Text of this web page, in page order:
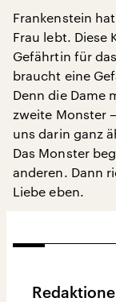
Frankenstein
Frau lebt. Diese
Gefährtin für
braucht eine
Denn die Dame
zweite Monster
uns darin ganz
Das Monster
anderen. Dann
Liebe eben.